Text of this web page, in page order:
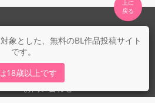
象とした、無料のBL作品投稿サイト
です。
18歳以上です
上に
fujossy運営ブログ